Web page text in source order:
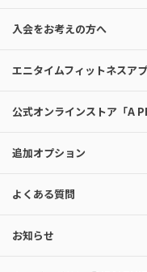
入会をお考えの方へ
エニタイムフィットネスア
公式オンラインストア「A
追加オプション
よくある質問
お知らせ